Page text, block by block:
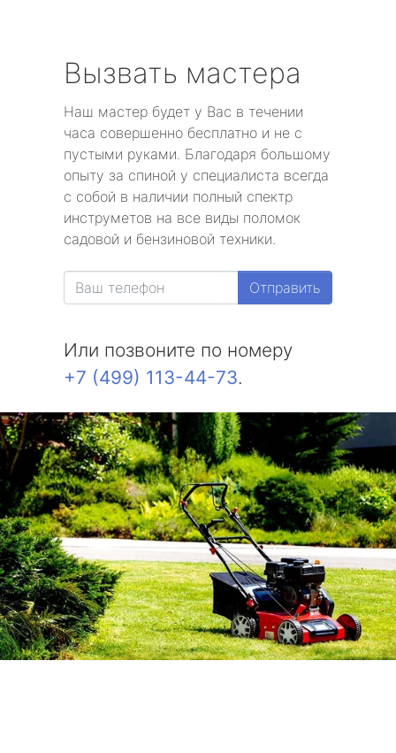
Вызвать мастера
Наш мастер будет у Вас в течении
часа совершенно бесплатно и не с
пустыми руками. Благодаря большому
опыту за спиной у специалиста всегда
с собой в наличии полный спектр
инструметов на все виды поломок
садовой и бензиновой техники.
Отправить
Или позвоните по номеру
+7 (499) 113-44-73.